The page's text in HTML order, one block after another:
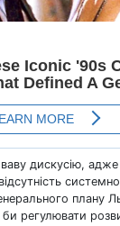
дискусію,
плану
регулювати